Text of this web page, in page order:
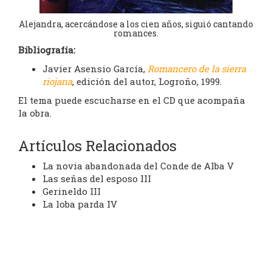
Alejandra, acercándose a los cien años, siguió cantando
romances.
Bibliografía:
Javier Asensio García, Romancero de la sierra
riojana, edición del autor, Logroño, 1999.
El tema puede escucharse en el CD que acompaña
la obra.
Artículos Relacionados
La novia abandonada del Conde de Alba V
Las señas del esposo III
Gerineldo III
La loba parda IV